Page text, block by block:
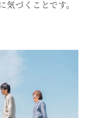
気づくことです。